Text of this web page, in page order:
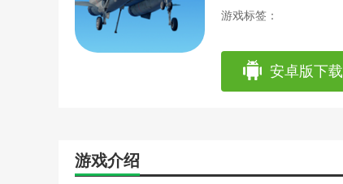
游戏标签：
安卓版下载
游戏介绍